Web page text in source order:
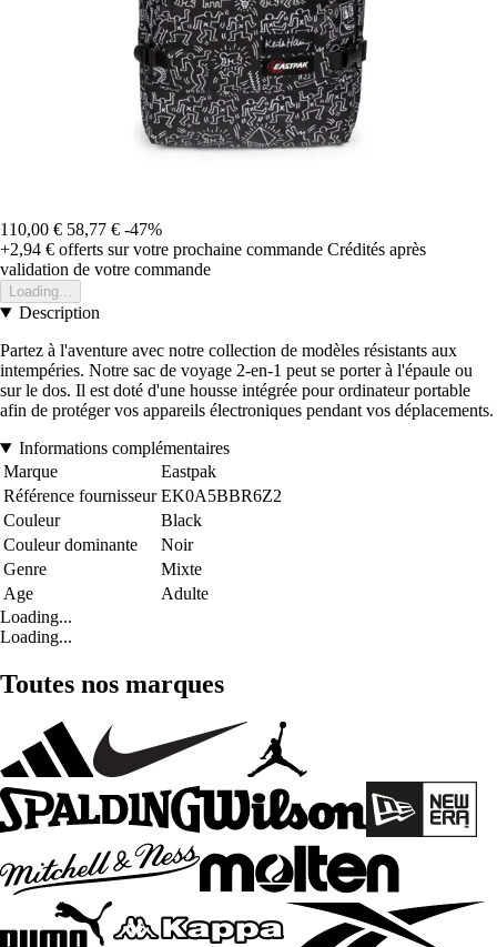
110,00 € 58,77 € -47%
+2,94 € offerts sur votre prochaine commande Crédités après
validation de votre commande
Loading...
Description
Partez à l'aventure avec notre collection de modèles résistants aux
intempéries. Notre sac de voyage 2-en-1 peut se porter à l'épaule ou
sur le dos. Il est doté d'une housse intégrée pour ordinateur portable
afin de protéger vos appareils électroniques pendant vos déplacements.
Informations complémentaires
Marque
Eastpak
Référence fournisseur EK0A5BBR6Z2
Couleur
Black
Couleur dominante
Noir
Genre
Mixte
Age
Adulte
Loading...
Loading...
Toutes nos marques